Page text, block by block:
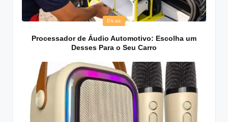
Posted
Dicas
Processador de Áudio Automotivo: Escolha um
Desses Para o Seu Carro